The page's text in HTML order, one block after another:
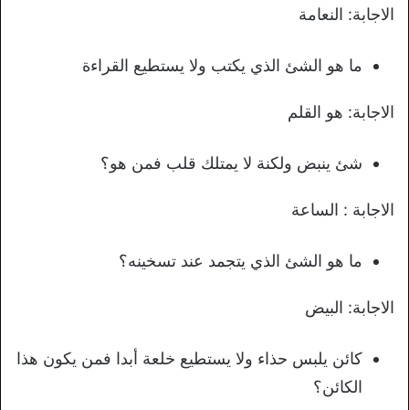
الاجابة: النعامة
ما هو الشئ الذي يكتب ولا يستطيع القراءة
الاجابة: هو القلم
شئ ينبض ولكنة لا يمتلك قلب فمن هو؟
الاجابة : الساعة
ما هو الشئ الذي يتجمد عند تسخينه؟
الاجابة: البيض
كائن يلبس حذاء ولا يستطيع خلعة أبدا فمن يكون هذا
الكائن؟